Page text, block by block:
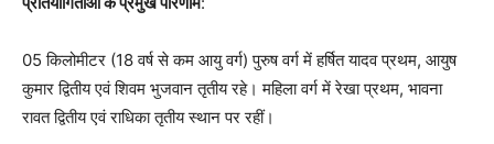
05 किलोमीटर (18 वर्ष से कम आयु वर्ग) पुरुष वर्ग में हर्षित यादव प्रथम, आयुष
कुमार द्वितीय एवं शिवम भुजवान तृतीय रहे। महिला वर्ग में रेखा प्रथम, भावना
रावत द्वितीय एवं राधिका तृतीय स्थान पर रहीं।